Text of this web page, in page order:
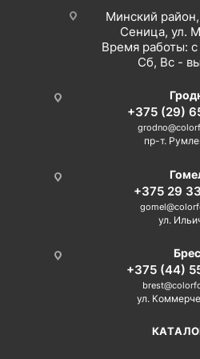
Минский
Сеница, ул.
Время работы:
Сб, Вс -
+375 (29)
пр-т.
+375 29
ул.
+375 (44)
ул.